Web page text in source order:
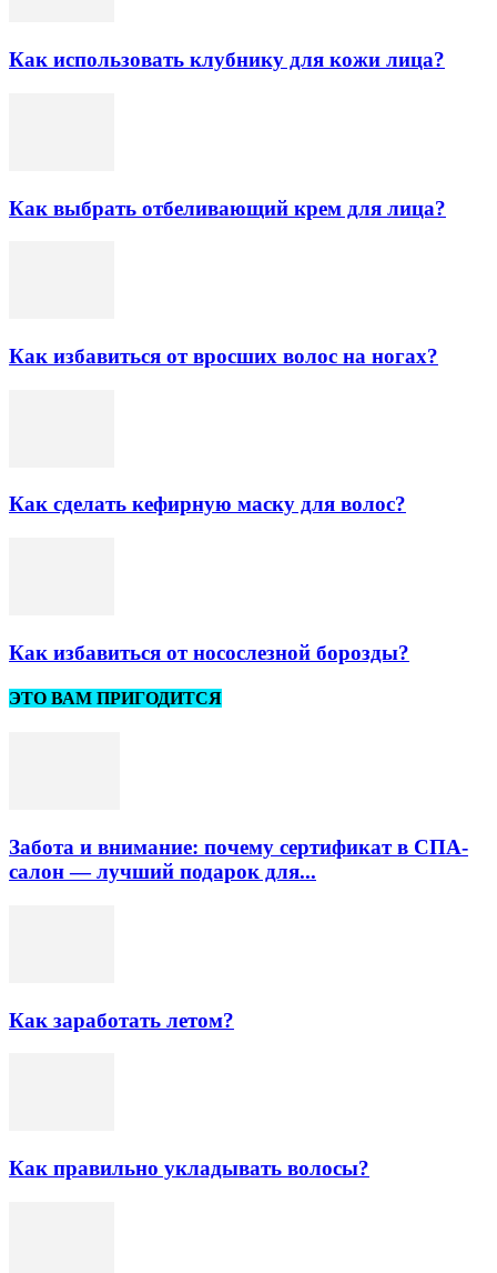
Как использовать клубнику для кожи лица?
Как выбрать отбеливающий крем для лица?
Как избавиться от вросших волос на ногах?
Как сделать кефирную маску для волос?
Как избавиться от носослезной борозды?
ЭТО ВАМ ПРИГОДИТСЯ
Забота и внимание: почему сертификат в СПА-
салон — лучший подарок для...
Как заработать летом?
Как правильно укладывать волосы?